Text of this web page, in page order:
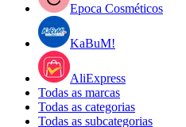
Epoca Cosméticos
KaBuM!
AliExpress
Todas as marcas
Todas as categorias
Todas as subcategorias